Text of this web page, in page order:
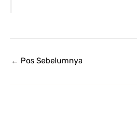
← Pos Sebelumnya